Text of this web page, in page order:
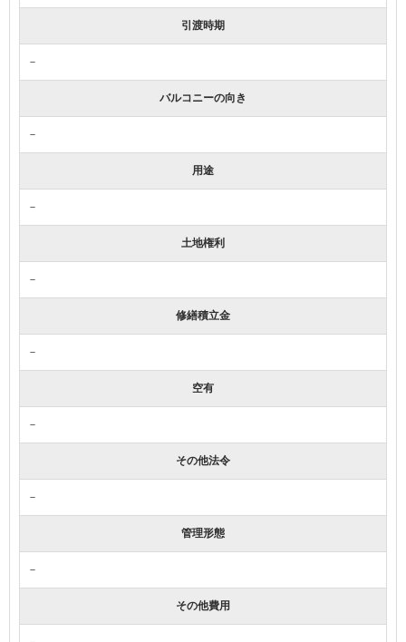
引渡時期
－
バルコニーの向き
－
用途
－
土地権利
－
修繕積立金
－
空有
－
その他法令
－
管理形態
－
その他費用